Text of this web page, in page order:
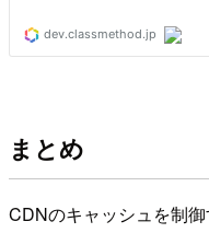
まとめ
CDNのキャッシュを制